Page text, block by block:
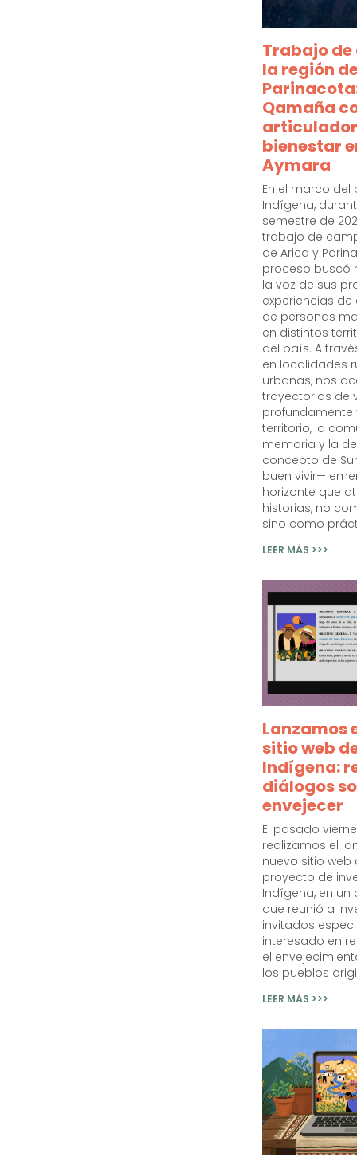
Trabajo
la región
Qamaña
bienestar
Aymara
En el marco del
Indígena,
semestre de
trabajo de
de Arica y
proceso buscó
la voz de sus
experiencias
de personas
en distintos
del país. A
en localidades
urbanas, nos
trayectorias de
profundamente
territorio, la
memoria y la
concepto de
buen vivir—
horizonte que
historias, no
sino como
LEER MÁS >>>
Lanzamos
sitio web
Indígena:
diálogos
envejecer
El pasado
realizamos el
nuevo sitio web
proyecto de
Indígena, en un
que reunió a
invitados
interesado en
el
los pueblos
LEER MÁS >>>